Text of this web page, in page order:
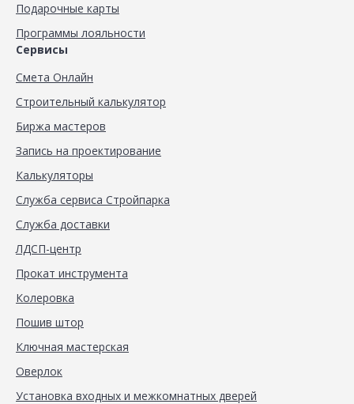
Подарочные карты
Программы лояльности
Сервисы
Смета Онлайн
Строительный калькулятор
Биржа мастеров
Запись на проектирование
Калькуляторы
Служба сервиса Стройпарка
Служба доставки
ЛДСП-центр
Прокат инструмента
Колеровка
Пошив штор
Ключная мастерская
Оверлок
Установка входных и межкомнатных дверей